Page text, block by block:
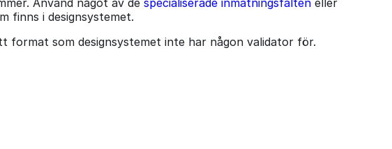
finns i designsystemet.
format som designsystemet inte har någon validator för.